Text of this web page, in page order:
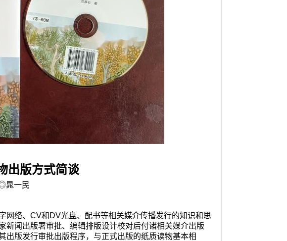
出版方式简谈
晁一民
网络、 CV和 DV光盘、配书等相关媒介传播发行的知识和思
新闻出版署审批、编辑排版设计校对后付诸相关媒介出版
出版发行审批出版程序，与正式出版的纸质读物基本相